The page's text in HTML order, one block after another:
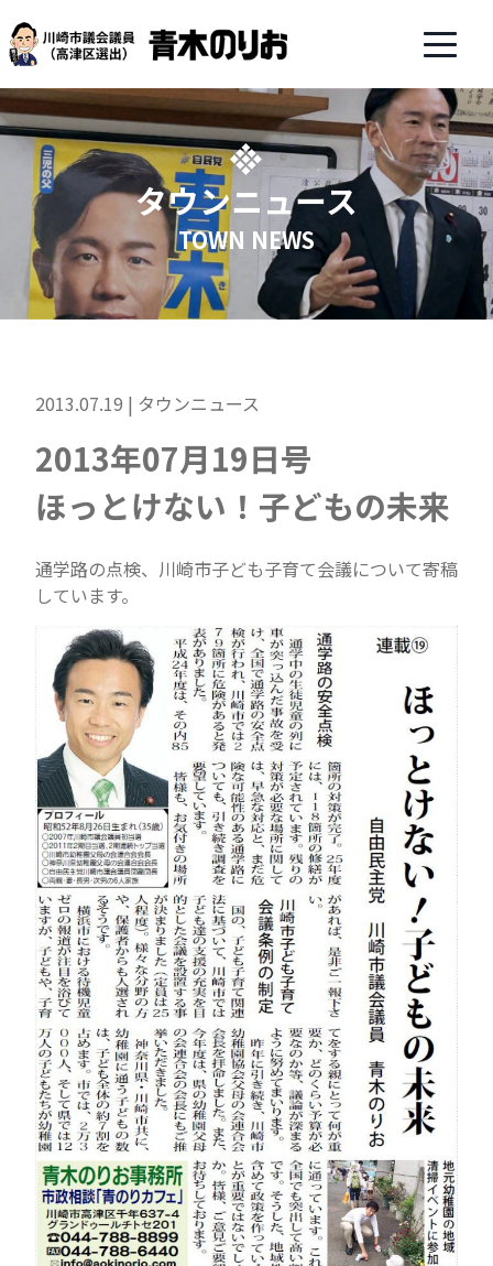
タウンニュース
TOWN NEWS
2013.07.19 | タウンニュース
2013年07月19日号
ほっとけない！子どもの未来
通学路の点検、川崎市子ども子育て会議について寄稿
しています。